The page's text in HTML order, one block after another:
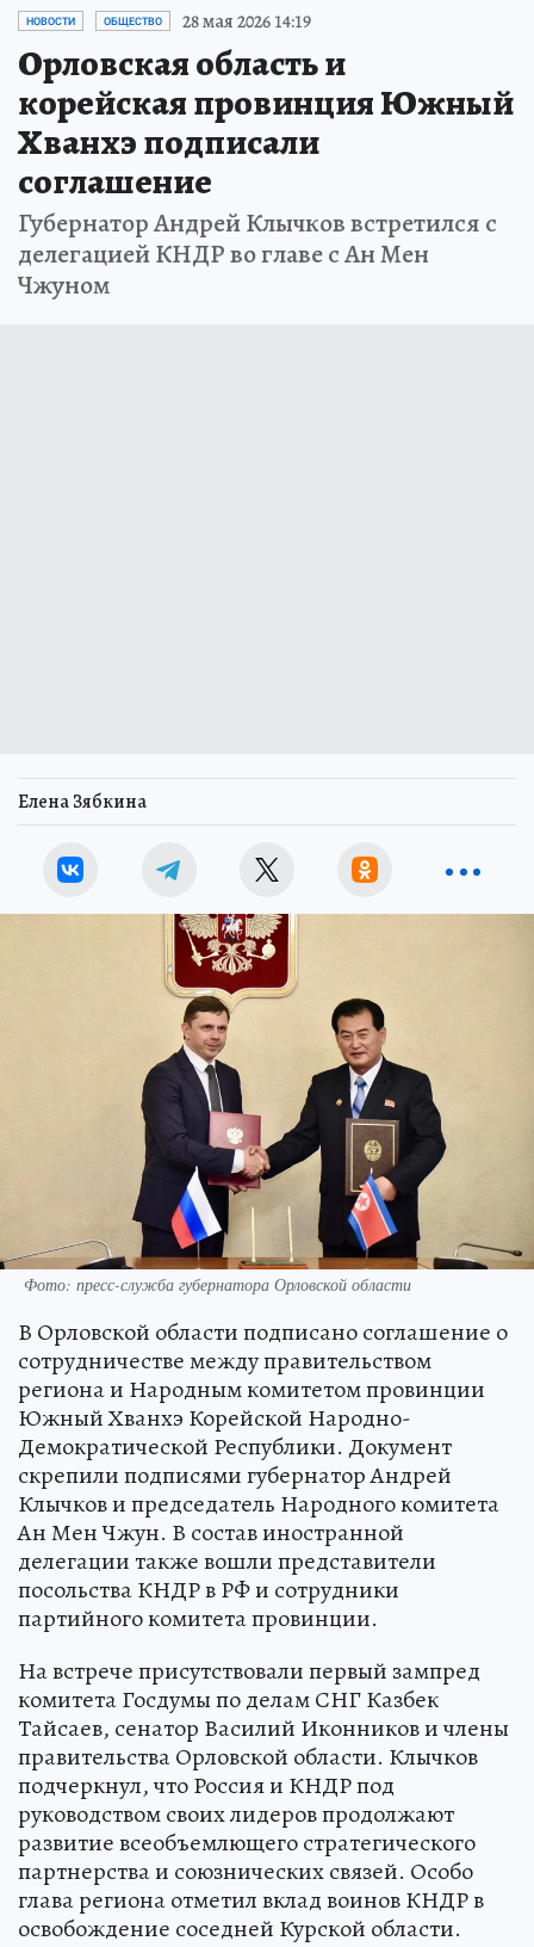
НОВОСТИ ОБЩЕСТВО 28 мая 2026 14:19
Орловская область и
корейская провинция Южный
Хванхэ подписали
соглашение
Губернатор Андрей Клычков встретился с
делегацией КНДР во главе с Ан Мен
Чжуном
Елена Зябкина
Фото: пресс-служба губернатора Орловской области
В Орловской области подписано соглашение о
сотрудничестве между правительством
региона и Народным комитетом провинции
Южный Хванхэ Корейской Народно-
Демократической Республики. Документ
скрепили подписями губернатор Андрей
Клычков и председатель Народного комитета
Ан Мен Чжун. В состав иностранной
делегации также вошли представители
посольства КНДР в РФ и сотрудники
партийного комитета провинции.
На встрече присутствовали первый зампред
комитета Госдумы по делам СНГ Казбек
Тайсаев, сенатор Василий Иконников и члены
правительства Орловской области. Клычков
подчеркнул, что Россия и КНДР под
руководством своих лидеров продолжают
развитие всеобъемлющего стратегического
партнерства и союзнических связей. Особо
глава региона отметил вклад воинов КНДР в
освобождение соседней Курской области.